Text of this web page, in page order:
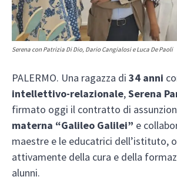
Serena con Patrizia Di Dio, Dario Cangialosi e Luca De Paoli
PALERMO. Una ragazza di 34 anni
intellettivo-relazionale,Serena
firmato oggi il contratto di
materna “Galileo Galilei” e
maestre e le educatrici dell’istituto,
attivamente della cura e della
alunni.